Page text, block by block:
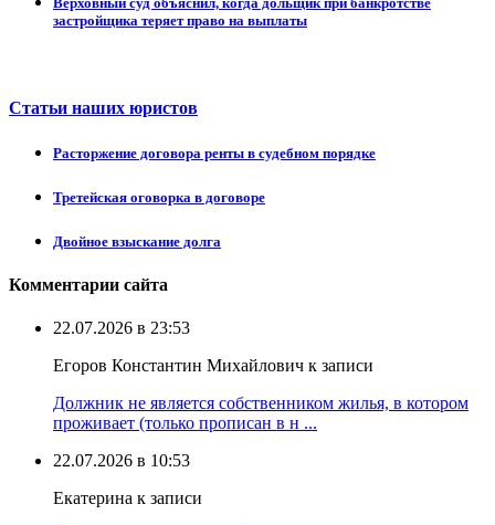
застройщика теряет право на выплаты
Статьи наших юристов
Расторжение договора ренты в судебном порядке
Третейская оговорка в договоре
Двойное взыскание долга
Комментарии сайта
22.07.2026 в 23:53
Егоров Константин Михайлович к записи
Должник не является собственником жилья, в котором
проживает (только прописан в н ...
22.07.2026 в 10:53
Екатерина к записи